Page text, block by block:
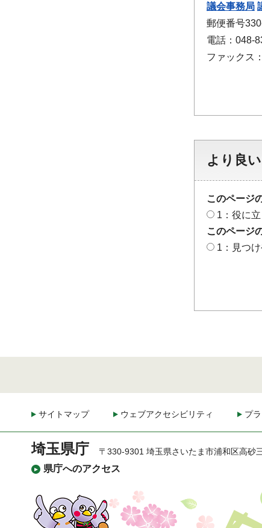
議会事務局
郵便番号
電話：048-
ファックス
より良
このページ
1：役に
このページ
1：見つ
サイトマップ ウェブアクセシビリティ プ
埼玉県庁
県庁へのアクセス
〒330-9301 埼玉県さいたま市浦和区高砂